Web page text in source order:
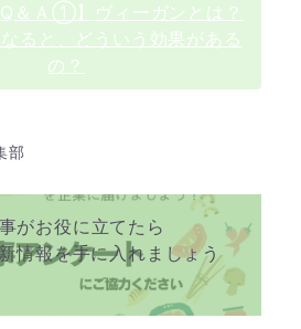
Q＆Ａ①】ヴィーガンとは？
ると、どういう効果がある
の？
部
がお役に立てたら
情報を手に入れましょう